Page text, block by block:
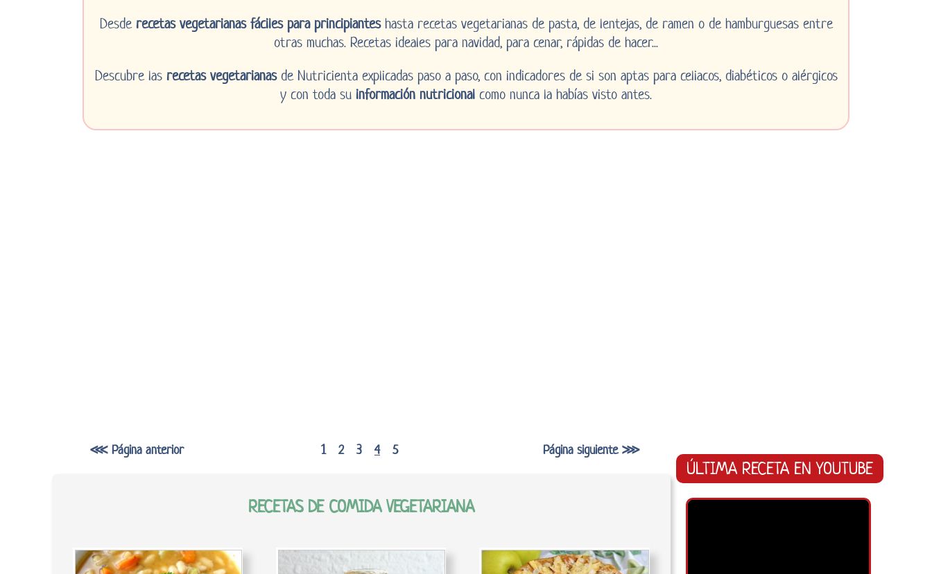
Desde recetas vegetarianas fáciles para principianteshasta recetas vegetarianas de pasta, de lentejas, de ramen o de hamburguesas entre
otras muchas. Recetas ideales para navidad, para cenar, rápidas de hacer...
Descubre las recetas vegetarianasde Nutricienta explicadas paso a paso, con indicadores de si son aptas para celiacos, diabéticos o alérgicos
y con toda su información nutricional como nunca la habías visto antes.
⋘ Página anterior 1 2 3 4 5 Página siguiente ⋙
RECETAS DE COMIDA VEGETARIANA
ÚLTIMA RECETA EN YOUTUBE